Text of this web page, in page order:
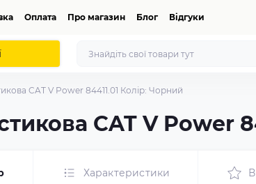
Оплата Про магазин Блог Відгуки
CAT V Power 84411.01 Колір: Чорний
CAT V Power
Характеристики